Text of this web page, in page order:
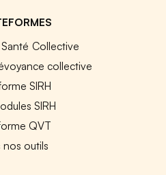
Collective
collective
SIRH
SIRH
QVT
nos outils